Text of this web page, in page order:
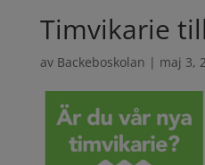
Timvikarie
av Backeboskolan | maj 3,